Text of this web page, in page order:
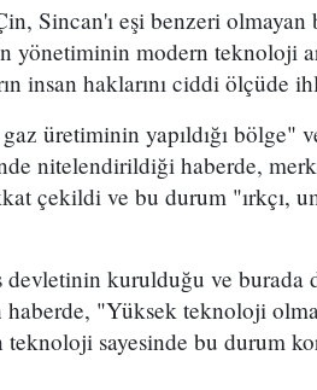
Sincan'ı eşi benzeri olmayan
yönetiminin modern teknoloji
insan haklarını ciddi ölçüde
üretiminin yapıldığı bölge"
nitelendirildiği haberde,
çekildi ve bu durum "ırkçı,
kurulduğu ve burada
haberde, "Yüksek teknoloji
sayesinde bu durum